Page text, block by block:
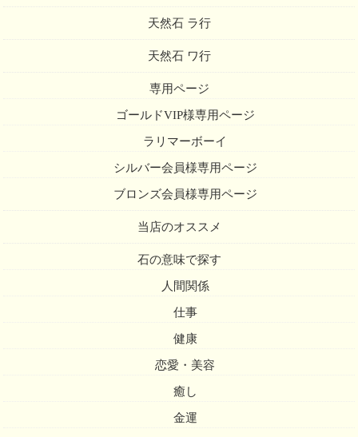
天然石 ラ行
天然石 ワ行
専用ページ
ゴールドVIP様専用ページ
ラリマーボーイ
シルバー会員様専用ページ
ブロンズ会員様専用ページ
当店のオススメ
石の意味で探す
人間関係
仕事
健康
恋愛・美容
癒し
金運